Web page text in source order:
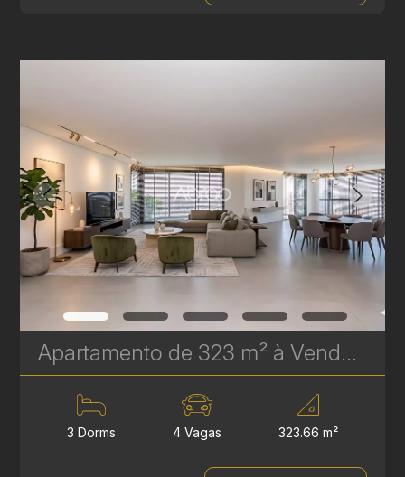
Apartamento de 323 m² à Venda no Epic Água Verde | Em Frente ao Clube Curitibano | Ref. 1719
3 Dorms 4 Vagas 323.66 m²